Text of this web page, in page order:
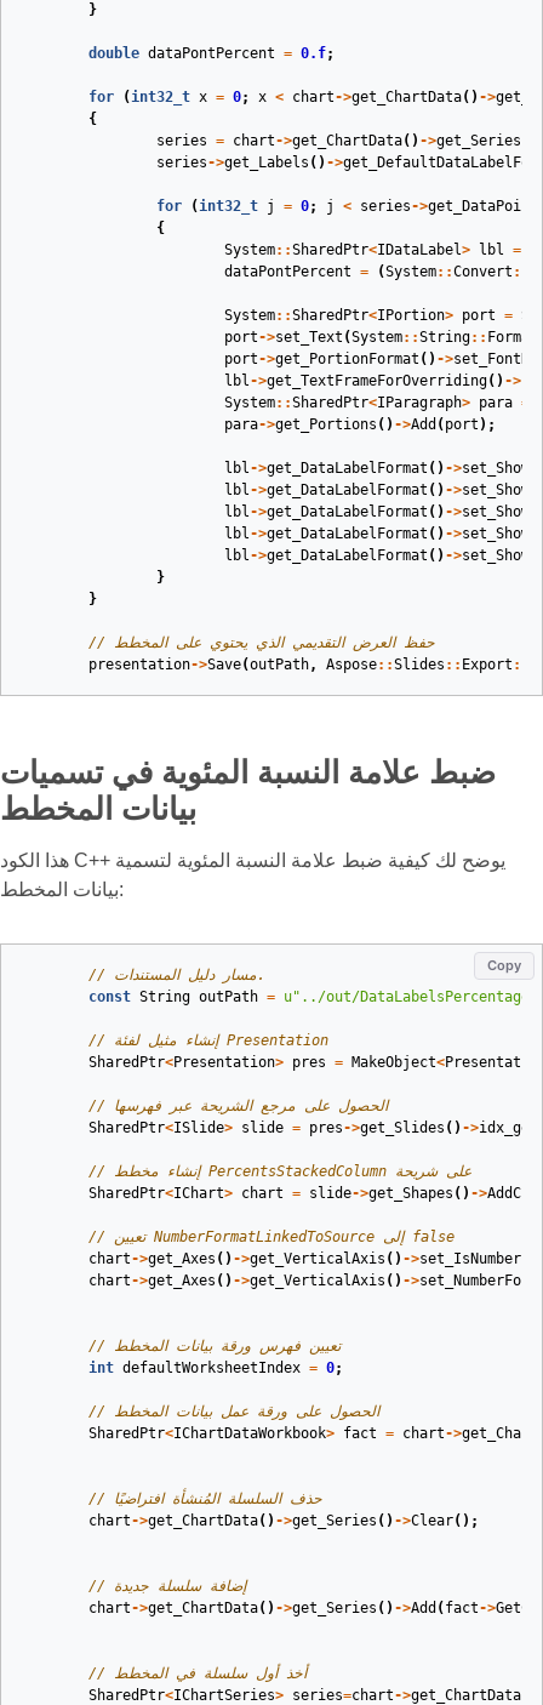
}
double dataPontPercent = 0.f;
for (int32_t x = 0; x < chart->get_ChartData() ->
{
series = chart->get_ChartData() ->get_Series
series->get_Labels () ->
for (int32_t j = 0; j < series->
{
System::SharedPtr<IDataLabel> lbl =
dataPontPercent = (System::Convert ::
System::SharedPtr<IPortion> port =
port->set_Text (System::String:: Format
port->get_PortionFormat () ->
lbl->get_TextFrameForOverriding() ->
System::SharedPtr<IParagraph> para =
para->get_Portions () ->Add ( port );
lbl->get_DataLabelFormat () ->
lbl->get_DataLabelFormat () ->
lbl->get_DataLabelFormat () ->
lbl->get_DataLabelFormat () ->
lbl->get_DataLabelFormat () ->
}
}
// حفظ العرض التقديمي الذي يحتوي على المخطط
presentation->Save(outPath, Aspose::Slides :: Export ::
ضبط علامة النسبة المئوية في تسميات
بيانات المخطط
هذا الكود C++ يوضح لك كيفية ضبط علامة النسبة المئوية لتسمية
بيانات المخطط:
Copy
// مسار دليل المستندات.
const String outPath = u"../out/
// إنشاء مثيل لفئة Presentation
SharedPtr<Presentation> pres = MakeObject<
// الحصول على مرجع الشريحة عبر فهرسها
SharedPtr<ISlide> slide = pres->get_Slides () ->idx_get
// إنشاء مخطط PercentsStackedColumn على شريحة
SharedPtr<IChart> chart = slide->get_Shapes () ->
// تعيين NumberFormatLinkedToSource إلى false
chart->get_Axes () ->get_VerticalAxis () ->
chart->get_Axes () ->get_VerticalAxis () ->
// تعيين فهرس ورقة بيانات المخطط
int defaultWorksheetIndex = 0;
// الحصول على ورقة عمل بيانات المخطط
SharedPtr<IChartDataWorkbook> fact = chart->
chart->get_ChartData() ->get_Series () ->Clear();
// إضافة سلسلة جديدة
chart->get_ChartData() ->get_Series () ->Add ( fact->
// أخذ أول سلسلة في المخطط
SharedPtr<IChartSeries> series=chart->get_ChartData